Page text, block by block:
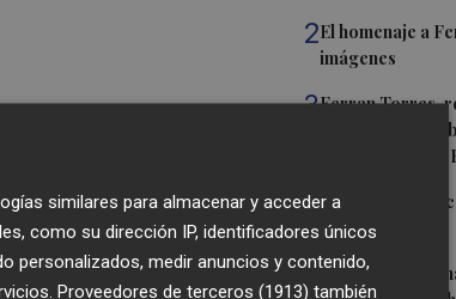
2El homenaje a
imágenes
3Ferran Torres,
masas en su
digo que soy de
4Foios se vuelca
5La serie
similares para almacenar y acceder a
como su dirección IP, identificadores únicos
personalizados, medir anuncios y contenido,
Proveedores de terceros (1913) también